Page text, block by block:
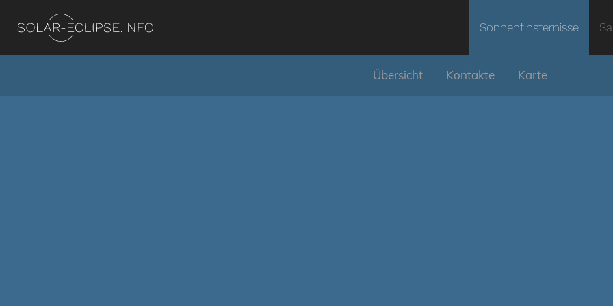
Sonnenfinsternisse
Übersicht Kontakte Karte